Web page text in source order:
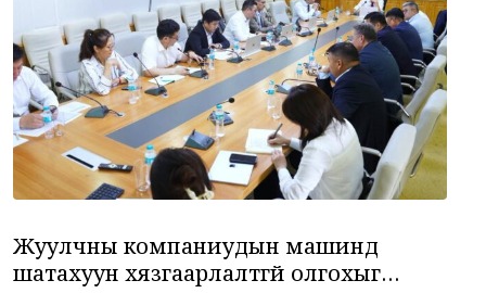
12 Суудлын 718.190 машин импортолжээ
Эдийн засаг/АДМИН • 4 цаг 47 минутын өмнө
13
Мотоциклийн араас зориуд мөргөсөн
автобусны жолоочийг ажлаас халжээ
Хууль/Х. Болормаа • 5 цаг 7 минутын өмнө
Монголоос мэргэжлийн жюү жицүгийн
Жуулчны компаниудын машинд
шатахуун хязгаарлалтгүй олгохыг